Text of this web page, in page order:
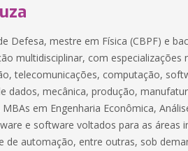
Defesa, mestre em Física (CBPF) e
multidisciplinar, com especializações
telecomunicações, computação,
dados, mecânica, produção,
em Engenharia Econômica,
e software voltados para as áreas
de automação, entre outras, sob